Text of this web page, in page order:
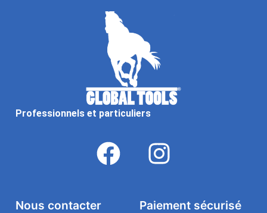
Professionnels et particuliers
Paiement sécurisé
Nous contacter